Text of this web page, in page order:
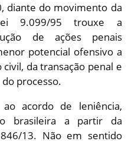
diante do movimento da
9.099/95 trouxe a
de ações penais
potencial ofensivo a
da transação penal e
processo.
acordo de leniência,
brasileira a partir da
13. Não em sentido